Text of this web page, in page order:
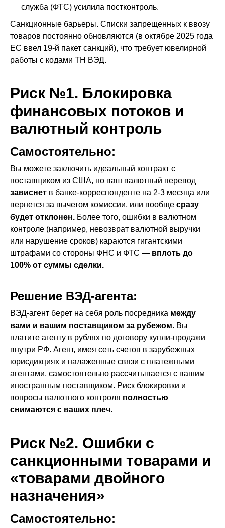
служба (ФТС) усилила постконтроль.
Санкционные барьеры. Списки запрещенных к ввозу
товаров постоянно обновляются (в октябре 2025 года
ЕС ввел 19-й пакет санкций), что требует ювелирной
работы с кодами ТН ВЭД.
Риск №1. Блокировка
финансовых потоков и
валютный контроль
Самостоятельно:
Вы можете заключить идеальный контракт с
поставщиком из США, но ваш валютный перевод
зависнет в банке-корреспонденте на 2-3 месяца или
вернется за вычетом комиссии, или вообще сразу
будет отклонен. Более того, ошибки в валютном
контроле (например, невозврат валютной выручки
или нарушение сроков) караются гигантскими
штрафами со стороны ФНС и ФТС — вплоть до
100% от суммы сделки.
Решение ВЭД-агента:
ВЭД-агент берет на себя роль посредника между
вами и вашим поставщиком за рубежом. Вы
платите агенту в рублях по договору купли-продажи
внутри РФ. Агент, имея сеть счетов в зарубежных
юрисдикциях и налаженные связи с платежными
агентами, самостоятельно рассчитывается с вашим
иностранным поставщиком. Риск блокировки и
вопросы валютного контроля полностью
снимаются с ваших плеч.
Риск №2. Ошибки с
санкционными товарами и
«товарами двойного
назначения»
Самостоятельно: